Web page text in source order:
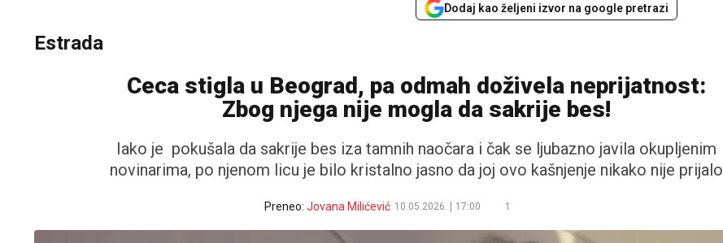
Dodaj kao željeni izvor na google pretrazi
Estrada
Ceca stigla u Beograd, pa odmah doživela neprijatnost:
Zbog njega nije mogla da sakrije bes!
Iako je pokušala da sakrije bes iza tamnih naočara i čak se ljubazno javila okupljenim
novinarima, po njenom licu je bilo kristalno jasno da joj ovo kašnjenje nikako nije prijalo
Preneo: Jovana Milićević 10.05.2026. 17:00 1